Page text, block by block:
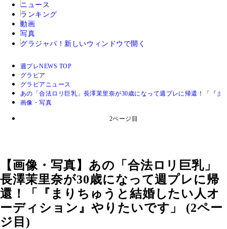
ニュース
ランキング
動画
写真
グラジャパ！ 新しいウィンドウで開く
週プレNEWS TOP
グラビア
グラビアニュース
あの「合法ロリ巨乳」長澤茉里奈が30歳になって週プレに帰還！「『
画像・写真
2ページ目
【画像・写真】あの「合法ロリ巨乳」
長澤茉里奈が30歳になって週プレに帰
還！「『まりちゅうと結婚したい人オ
ーディション』やりたいです」 (2ペー
ジ目)